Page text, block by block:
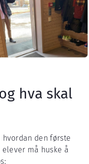
hva skal
den første
må huske å